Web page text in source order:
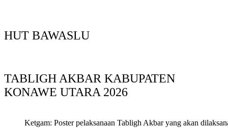
HUT BAWASLU
TABLIGH AKBAR KABUPATEN
KONAWE UTARA 2026
Ketgam: Poster pelaksanaan Tabligh Akbar yang akan